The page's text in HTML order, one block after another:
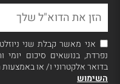
אני מאשר קבלת שני
נפרדת, בנושאים סיכום יומי
בדואר אלקטרוני ו/ או
השימוש